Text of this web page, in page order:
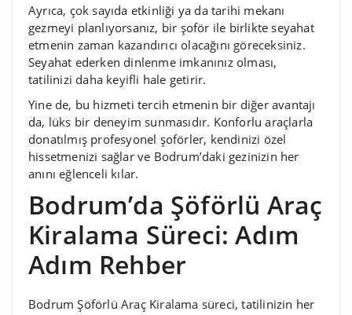
Ayrıca, çok sayıda etkinliği ya da tarihi mekanı
gezmeyi planlıyorsanız, bir şoför ile birlikte seyahat
etmenin zaman kazandırıcı olacağını göreceksiniz.
Seyahat ederken dinlenme imkanınız olması,
tatilinizi daha keyifli hale getirir.
Yine de, bu hizmeti tercih etmenin bir diğer avantajı
da, lüks bir deneyim sunmasıdır. Konforlu araçlarla
donatılmış profesyonel şoförler, kendinizi özel
hissetmenizi sağlar ve Bodrum’daki gezinizin her
anını eğlenceli kılar.
Bodrum’da Şöförlü Araç
Kiralama Süreci: Adım
Adım Rehber
Bodrum Şöförlü Araç Kiralama süreci, tatilinizin her